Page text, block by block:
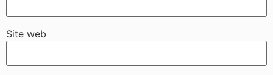
Site web